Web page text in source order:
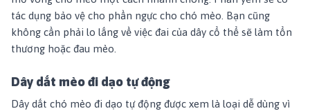
tác dụng bảo vệ cho phần ngực cho chó mèo. Bạn cũng
không cần phải lo lắng về việc đai của dây cổ thể sẽ làm tổn
thương hoặc đau mèo.
Dây dắt mèo đi dạo tự động
Dây dắt chó mèo đi dạo tự động được xem là loại dễ dùng vì